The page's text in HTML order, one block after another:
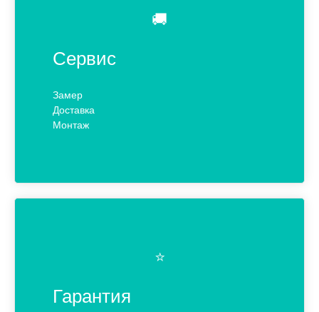
🚚
Сервис
Замер
Доставка
Монтаж
⭐️
Гарантия